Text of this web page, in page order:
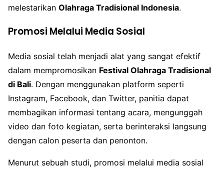
melestarikan Olahraga Tradisional Indonesia.
Promosi Melalui Media Sosial
Media sosial telah menjadi alat yang sangat efektif
dalam mempromosikan Festival Olahraga Tradisional
di Bali. Dengan menggunakan platform seperti
Instagram, Facebook, dan Twitter, panitia dapat
membagikan informasi tentang acara, mengunggah
video dan foto kegiatan, serta berinteraksi langsung
dengan calon peserta dan penonton.
Menurut sebuah studi, promosi melalui media sosial